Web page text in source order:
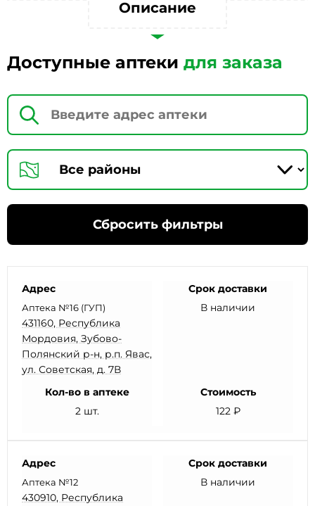
Описание
Доступные аптеки для заказа
Сбросить фильтры
Адрес
Аптека №16 (ГУП)
431160, Республика
Мордовия, Зубово-
Полянский р-н, р.п. Явас,
ул. Советская, д. 7В
Срок доставки
В наличии
Кол-во в аптеке
2 шт.
Стоимость
122 ₽
Адрес
Аптека №12
430910, Республика
Срок доставки
В наличии